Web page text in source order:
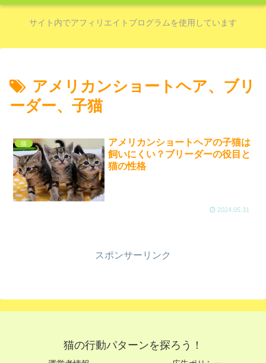
サイト内でアフィリエイトプログラムを使用しています
アメリカンショートヘア、ブリ
ーダー、子猫
猫
アメリカンショートヘアの子猫は
飼いにくい？ブリーダーの役目と
猫の性格
2024.05.31
スポンサーリンク
猫の行動パターンを探ろう！